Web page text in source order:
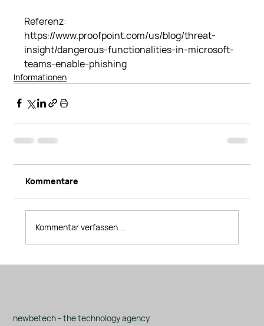
Referenz:
https://www.proofpoint.com/us/blog/threat-
insight/dangerous-functionalities-in-microsoft-
teams-enable-phishing
Informationen
Kommentare
Kommentar verfassen...
newbetech - the technology agency